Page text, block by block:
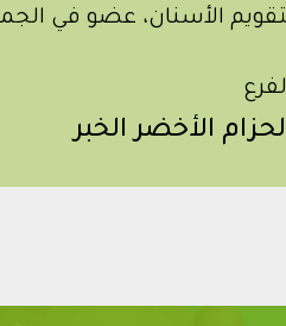
الأسنان، عضو في
الأخضر الخبر